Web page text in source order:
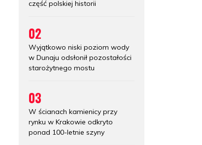
część polskiej historii
02
Wyjątkowo niski poziom wody
w Dunaju odsłonił pozostałości
starożytnego mostu
03
W ścianach kamienicy przy
rynku w Krakowie odkryto
ponad 100-letnie szyny